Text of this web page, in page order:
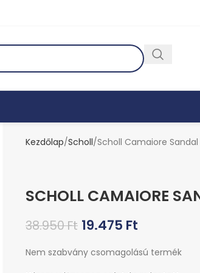
Kezdőlap Scholl Scholl Camaiore Sandal
SCHOLL CAMAIORE
38.950Ft 19.475 Ft
Nem szabvány csomagolású termék